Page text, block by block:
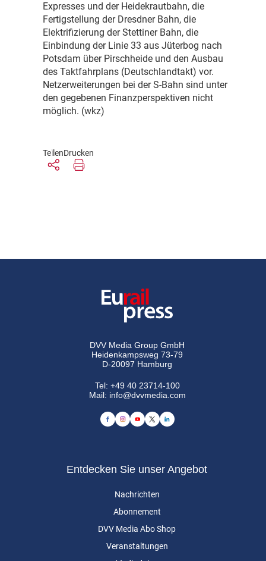
Expresses und der Heidekrautbahn, die
Fertigstellung der Dresdner Bahn, die
Elektrifizierung der Stettiner Bahn, die
Einbindung der Linie 33 aus Jüterbog nach
Potsdam über Pirschheide und den Ausbau
des Taktfahrplans (Deutschlandtakt) vor.
Netzerweiterungen bei der S-Bahn sind unter
den gegebenen Finanzperspektiven nicht
möglich. (wkz)
TeilenDrucken
DVV Media Group GmbH
Heidenkampsweg 73-79
D-20097 Hamburg
Tel: +49 40 23714-100
Mail: info@dvvmedia.com
Entdecken Sie unser Angebot
Nachrichten
Abonnement
DVV Media Abo Shop
Veranstaltungen